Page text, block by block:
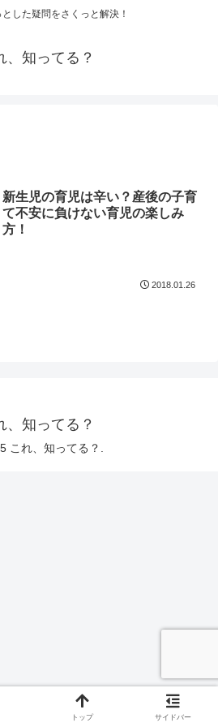
した疑問をさくっと解決！
、知ってる？
新生児の育児は辛い？産後の子育
て不安に負けない育児の楽しみ
方！
2018.01.26
、知ってる？
これ、知ってる？.
トップ サイドバー